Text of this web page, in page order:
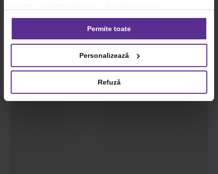
consimțământul oricând, făcând click pe linkul către
setările dvs. de cookie-uri.
privind utilizarea modulelor cookie.Detalii
Permite toate
Personalizează
Refuză